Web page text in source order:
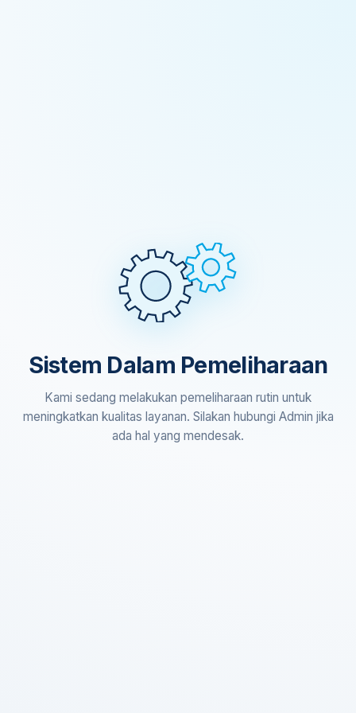
Sistem Dalam Pemeliharaan
Kami sedang melakukan pemeliharaan rutin untuk
meningkatkan kualitas layanan. Silakan hubungi Admin jika
ada hal yang mendesak.